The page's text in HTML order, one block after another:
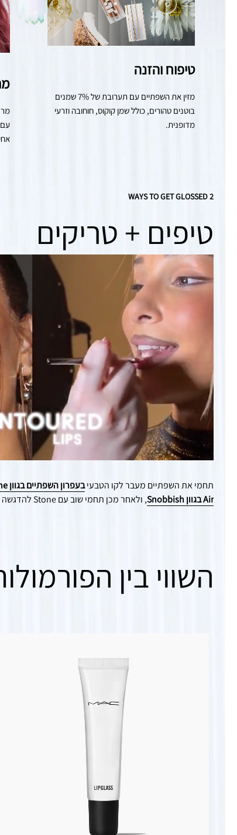
טיפוח והזנה
מדופנית.
2 WAYS TO GET GLOSSED
טיפים + טריקים
תחמי את השפתיים מעבר לקו הטבעיבעפרון השפתיים בגוון Stone
Air בגוון Snobbish
, ולאחר מכן תחמי שוב עם Stone להדגשה וליצירת מראה מוגדר.
השווי בין